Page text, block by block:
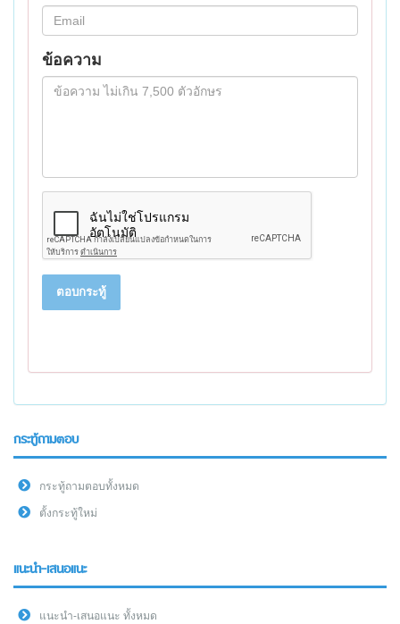
ข้อความ
ตอบกระทู้
กระทู้ถามตอบ
กระทู้ถามตอบทั้งหมด
ตั้งกระทู้ใหม่
แนะนำ-เสนอแนะ
แนะนำ-เสนอแนะ ทั้งหมด